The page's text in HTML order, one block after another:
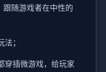
跟随游戏者在中性的
；
穿插微游戏，给玩家